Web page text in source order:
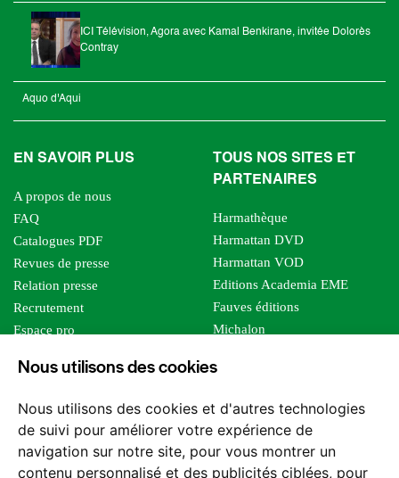
Nous utilisons des cookies
Nous utilisons des cookies et d'autres technologies
de suivi pour améliorer votre expérience de
navigation sur notre site, pour vous montrer un
contenu personnalisé et des publicités ciblées, pour
ICI Télévision, Agora avec Kamal Benkirane, invitée Dolorès
Contray
Aquo d'Aqui
EN SAVOIR PLUS
A propos de nous
FAQ
Catalogues PDF
Revues de presse
Relation presse
Recrutement
Espace pro
Foreign rights
TOUS NOS SITES ET
PARTENAIRES
Harmathèque
Harmattan DVD
Harmattan VOD
Editions Academia EME
Fauves éditions
Michalon
Editions Sutton
Les impliqués
Tous les éditeurs